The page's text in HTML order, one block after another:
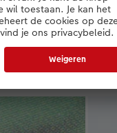
als je bruiloft!